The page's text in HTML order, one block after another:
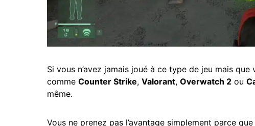
Si vous n’avez jamais joué à ce type de jeu mais
comme Counter Strike, Valorant, Overwatch 2 ou
même.
Vous ne prenez pas l’avantage simplement parce